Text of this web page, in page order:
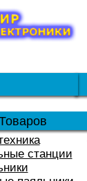
станции